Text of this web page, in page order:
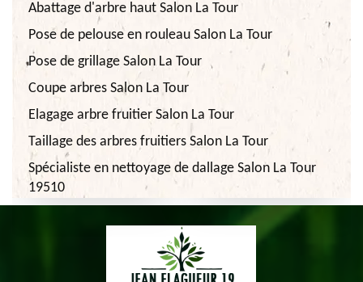
Abattage d'arbre haut Salon La Tour
Pose de pelouse en rouleau Salon La Tour
Pose de grillage Salon La Tour
Coupe arbres Salon La Tour
Elagage arbre fruitier Salon La Tour
Taillage des arbres fruitiers Salon La Tour
Spécialiste en nettoyage de dallage Salon La Tour
19510